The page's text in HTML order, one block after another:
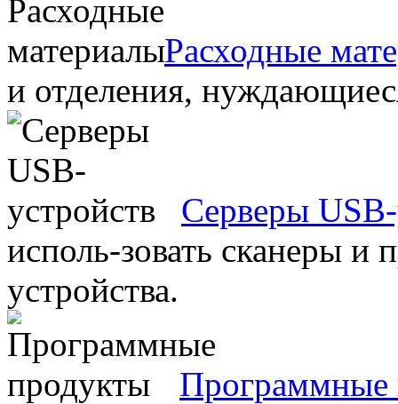
Расходные
и отделения,
Серверы
исполь-зовать сканеры и
устройства.
Программные